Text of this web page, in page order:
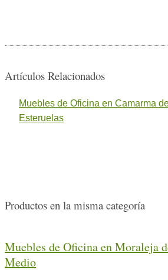
Artículos Relacionados
Muebles de Oficina en Camarma
Esteruelas
Productos en la misma categoría
Muebles de Oficina en Moraleja
Medio